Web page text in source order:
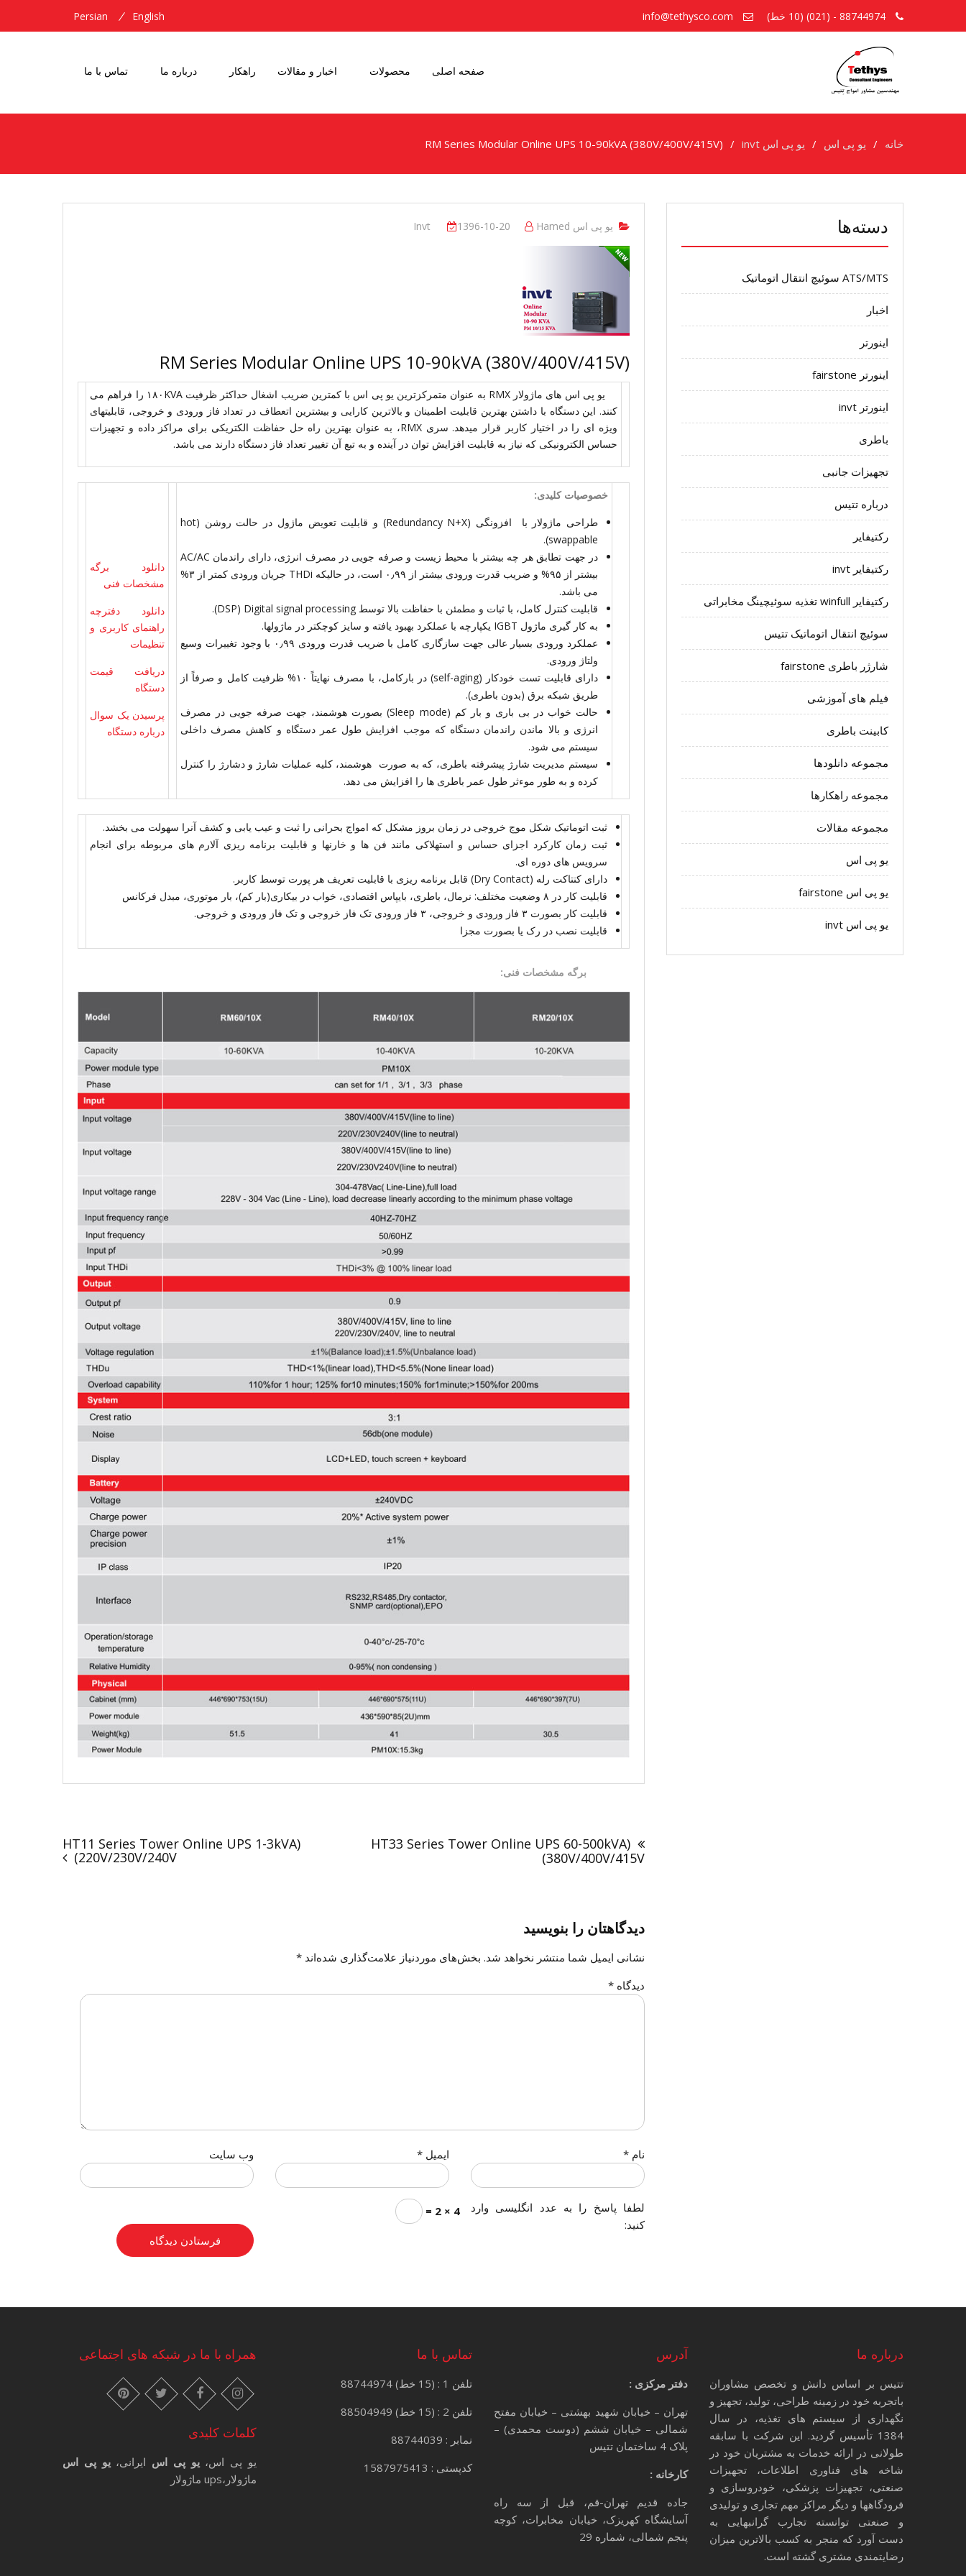
English
Persian
صفحه اصلی محصولات اخبار و مقالات راهکار درباره ما تماس با ما
خانه یو پی اس یو پی اس invt (RM Series Modular Online UPS 10-90kVA (380V/400V/415V
یو پی اس Invt 1396-10-20 Hamed
(RM Series Modular Online UPS 10-90kVA (380V/400V/415V
یو پی اس های ماژولار RMX به عنوان متمرکزترین یو پی اس با کمترین ضریب اشغال حداکثر ظرفیت ۱۸۰KVA را فراهم می
کنند. این دستگاه با داشتن بهترین قابلیت اطمینان و بالاترین کارایی و بیشترین اتعطاف در تعداد فاز ورودی و خروجی، قابلیتهای
ویژه ای را در اختیار کاربر قرار میدهد. سری RMX، به عنوان بهترین راه حل حفاظت الکتریکی برای مراکز داده و تجهیزات
حساس الکترونیکی که نیاز به قابلیت افزایش توان در آینده و به تبع آن تغییر تعداد فاز دستگاه دارند می باشد.
خصوصیات کلیدی:
طراحی ماژولار با افزونگی (Redundancy N+X) و قابلیت تعویض ماژول در حالت روشن (hot
swappable).
در جهت تطابق هر چه بیشتر با محیط زیست و صرفه جویی در مصرف انرژی، دارای راندمان AC/AC
بیشتر از ۹۵% و ضریب قدرت ورودی بیشتر از ۰٫۹۹ است، در حالیکه THDi جریان ورودی کمتر از ۳%
می­ باشد.
قابلیت کنترل کامل، با ثبات و مطمئن با حفاظت بالا توسط DSP) Digital signal processing).
به کار گیری ماژول IGBT یکپارچه با عملکرد بهبود یافته و سایز کوچکتر در ماژول­ها.
عملکرد ورودی بسیار عالی جهت سازگاری کامل با ضریب قدرت ورودی ۰٫۹۹ با وجود تغییرات وسیع
ولتاژ ورودی.
دارای قابلیت تست خودکار (self-aging) در بارکامل، با مصرف نهایتاً ۱۰% ظرفیت کامل و صرفاً از
طریق شبکه برق (بدون باطری).
حالت خواب در بی باری و بار کم (Sleep mode) بصورت هوشمند، جهت صرفه جویی در مصرف
انرژی و بالا ماندن راندمان دستگاه که موجب افزایش طول عمر دستگاه و کاهش مصرف داخلی
سیستم می شود.
سیستم مدیریت شارژ پیشرفته باطری، که به صورت هوشمند، کلیه عملیات شارژ و دشارژ را کنترل
کرده و به طور موءثر طول عمر باطری ها را افزایش می دهد.
دانلود برگه
مشخصات فنی
دانلود دفترچه
راهنمای کاربری و
تنظیمات
دریافت قیمت
دستگاه
پرسیدن یک سوال
درباره دستگاه
ثبت اتوماتیک شکل موج خروجی در زمان بروز مشکل که امواج بحرانی را ثبت و عیب یابی و کشف آنرا سهولت می بخشد.
ثبت زمان کارکرد اجزای حساس و استهلاکی مانند فن ها و خارنها و قابلیت برنامه ریزی آلارم های مربوطه برای انجام
سرویس های دوره ای.
دارای کنتاکت رله (Dry Contact) قابل برنامه ریزی با قابلیت تعریف هر پورت توسط کاربر.
قابلیت کار در ۸ وضعیت مختلف: نرمال، باطری، بایپاس اقتصادی، خواب در بیکاری(بار کم)، بار موتوری، مبدل فرکانس
قابلیت کار بصورت ۳ فاز ورودی و خروجی، ۳ فاز ورودی تک فاز خروجی و تک فاز ورودی و خروجی.
قابلیت نصب در رک یا بصورت مجزا
برگه مشخصات فنی:
نوشته
(HT33 Series Tower Online UPS 60-500kVA
(380V/400V/415V
(HT11 Series Tower Online UPS 1-3kVA
(220V/230V/240V
دیدگاهتان را بنویسید
نشانی ایمیل شما منتشر نخواهد شد. بخش‌های موردنیاز علامت‌گذاری شده‌اند *
دیدگاه *
نام * ایمیل * وب‌ سایت
لطفا پاسخ را به عدد انگلیسی وارد
کنید:
4 × 2 =
دسته‌ها
ATS/MTS سوئیچ انتقال اتوماتیک
اخبار
اینورتر
اینورتر fairstone
اینورتر invt
باطری
تجهیزات جانبی
درباره تتیس
رکتیفایر
رکتیفایر invt
رکتیفایر winfull تغذیه سوئیچینگ مخابراتی
سوئیچ انتقال اتوماتیک تتیس
شارژر باطری fairstone
فیلم های آموزشی
کابینت باطری
مجموعه دانلودها
مجموعه راهکارها
مجموعه مقالات
یو پی اس
یو پی اس fairstone
یو پی اس invt
درباره ما
تتیس بر اساس دانش و تخصص مشاوران
باتجربه خود در زمینه طراحی، تولید، تجهیز و
نگهداری از سیستم های تغذیه، در سال
1384 تأسیس گردید. این شرکت با سابقه
طولانی در ارائه خدمات به مشتریان خود در
شاخه های فناوری اطلاعات، تجهیزات
صنعتی، تجهیزات پزشکی، خودروسازی و
فرودگاهها و دیگر مراکز مهم تجاری و تولیدی
و صنعتی توانسته تجارب گرانبهایی به
دست آورد که منجر به کسب بالاترین میزان
رضایتمندی مشتری گشته است.
آدرس
دفتر مرکزی :
تهران – خیابان شهید بهشتی – خیابان مفتح
شمالی – خیابان ششم (دوست محمدی) –
پلاک 4 ساختمان تتیس
کارخانه :
جاده قدیم تهران-قم، قبل از سه راه
آسایشگاه کهریزک، خیابان مخابرات، کوچه
پنجم شمالی، شماره 29
تماس با ما
تلفن 1 : (15 خط) 88744974
تلفن 2 : (15 خط) 88504949
نمابر : 88744039
کدپستی : 1587975413
همراه با ما در شبکه های اجتماعی
instagram
facebook
twitter
pinterest
کلمات کلیدی
یو پی اس،یو پی اس ایرانی،یو پی اس
ماژولار،ups ماژولار